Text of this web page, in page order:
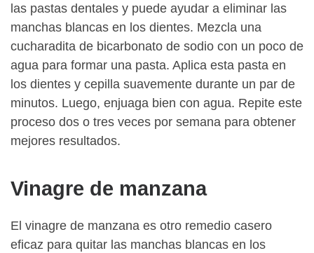
las pastas dentales y puede ayudar a eliminar las
manchas blancas en los dientes. Mezcla una
cucharadita de bicarbonato de sodio con un poco de
agua para formar una pasta. Aplica esta pasta en
los dientes y cepilla suavemente durante un par de
minutos. Luego, enjuaga bien con agua. Repite este
proceso dos o tres veces por semana para obtener
mejores resultados.
Vinagre de manzana
El vinagre de manzana es otro remedio casero
eficaz para quitar las manchas blancas en los